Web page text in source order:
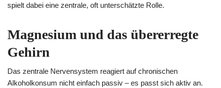
spielt dabei eine zentrale, oft unterschätzte Rolle.
Magnesium und das übererregte
Gehirn
Das zentrale Nervensystem reagiert auf chronischen
Alkoholkonsum nicht einfach passiv – es passt sich aktiv an.